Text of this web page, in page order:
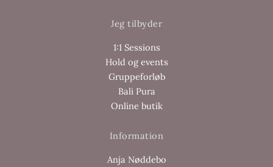
Jeg tilbyder
1:1 Sessions
Hold og events
Gruppeforløb
Bali Pura
Online butik
Information
Anja Nøddebo